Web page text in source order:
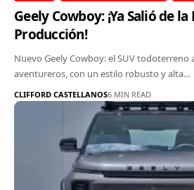
Geely Cowboy: ¡Ya Salió de
Producción!
Nuevo Geely Cowboy: el SUV todoterreno
aventureros, con un estilo robusto y alta…
CLIFFORD CASTELLANOS6 MIN READ